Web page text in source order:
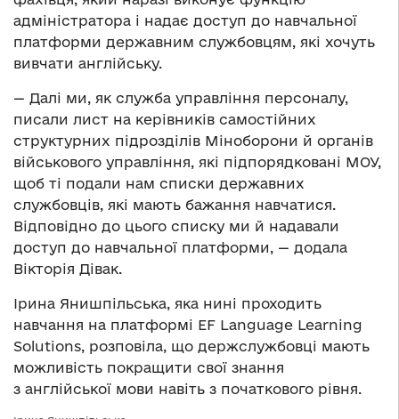
адміністратора і надає доступ до навчальної
платформи державним службовцям, які хочуть
вивчати англійську.
— Далі ми, як служба управління персоналу,
писали лист на керівників самостійних
структурних підрозділів Міноборони й органів
військового управління, які підпорядковані МОУ,
щоб ті подали нам списки державних
службовців, які мають бажання навчатися.
Відповідно до цього списку ми й надавали
доступ до навчальної платформи, — додала
Вікторія Дівак.
Ірина Янишпільська, яка нині проходить
навчання на платформі EF Language Learning
Solutions, розповіла, що держслужбовці мають
можливість покращити свої знання
з англійської мови навіть з початкового рівня.